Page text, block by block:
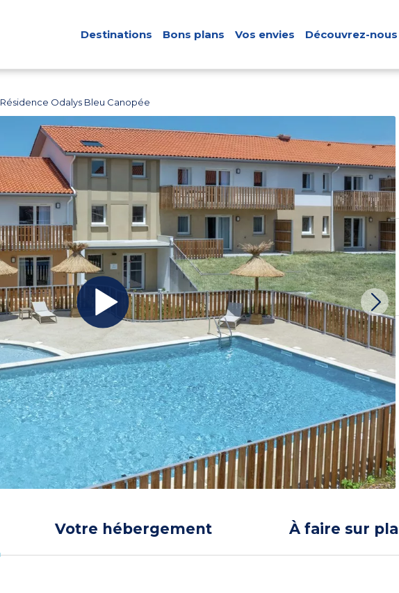
Destinations Bons plans Vos envies Découvrez-nous
Résidence Odalys Bleu Canopée
Votre hébergement À faire sur